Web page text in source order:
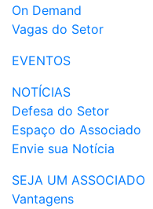
On Demand
Vagas do Setor
EVENTOS
NOTÍCIAS
Defesa do Setor
Espaço do Associado
Envie sua Notícia
SEJA UM ASSOCIADO
Vantagens